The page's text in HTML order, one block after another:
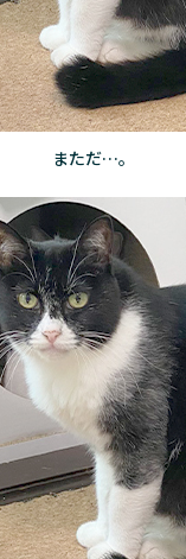
まただ…。